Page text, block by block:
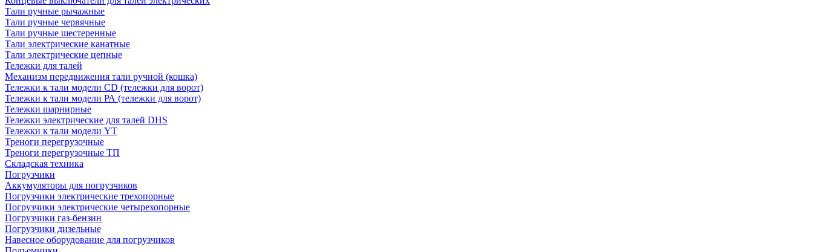
Тали ручные рычажные
Тали ручные червячные
Тали ручные шестеренные
Тали электрические канатные
Тали электрические цепные
Тележки для талей
Механизм передвижения тали ручной (кошка)
Тележки к тали модели CD (тележки для ворот)
Тележки к тали модели РА (тележки для ворот)
Тележки шарнирные
Тележки электрические для талей DHS
Тележки к тали модели YT
Треноги перегрузочные
Треноги перегрузочные ТП
Складская техника
Погрузчики
Аккумуляторы для погрузчиков
Погрузчики электрические трехопорные
Погрузчики электрические четырехопорные
Погрузчики газ-бензин
Погрузчики дизельные
Навесное оборудование для погрузчиков